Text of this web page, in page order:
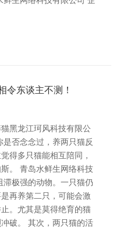
令东谈主不测！
黑龙江珂风科技有限公
否念念过，养两只猫反
得多只猫能相互陪同，
。 青岛水鲜生网络科技
极强的动物。一只猫仍
再养第二只，可能会激
。尤其是莫得绝育的猫
破。 其次，两只猫的活